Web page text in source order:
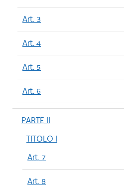
Art. 3
Art. 4
Art. 5
Art. 6
PARTE II
TITOLO I
Art. 7
Art. 8